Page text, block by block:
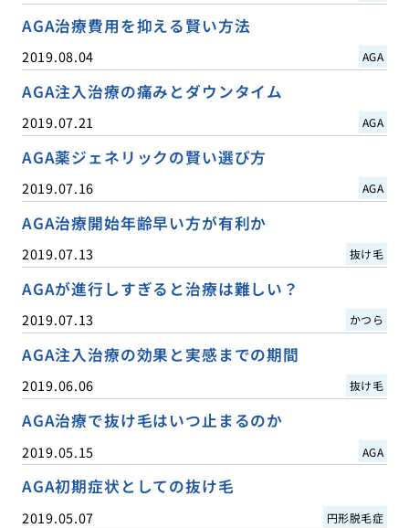
AGA治療費用を抑える賢い方法
2019.08.04 AGA
AGA注入治療の痛みとダウンタイム
2019.07.21 AGA
AGA薬ジェネリックの賢い選び方
2019.07.16 AGA
AGA治療開始年齢早い方が有利か
2019.07.13 抜け毛
AGAが進行しすぎると治療は難しい？
2019.07.13 かつら
AGA注入治療の効果と実感までの期間
2019.06.06 抜け毛
AGA治療で抜け毛はいつ止まるのか
2019.05.15 AGA
AGA初期症状としての抜け毛
2019.05.07 円形脱毛症